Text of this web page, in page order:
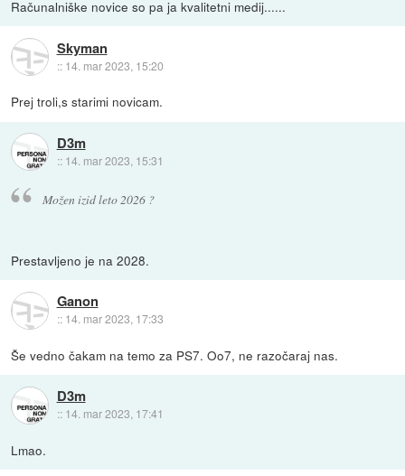
Računalniške novice so pa ja kvalitetni medij......
Skyman
:: 14. mar 2023, 15:20
Prej troli,s starimi novicam.
D3m
:: 14. mar 2023, 15:31
Možen izid leto 2026 ?
Prestavljeno je na 2028.
Ganon
:: 14. mar 2023, 17:33
Še vedno čakam na temo za PS7. Oo7, ne razočaraj nas.
D3m
:: 14. mar 2023, 17:41
Lmao.